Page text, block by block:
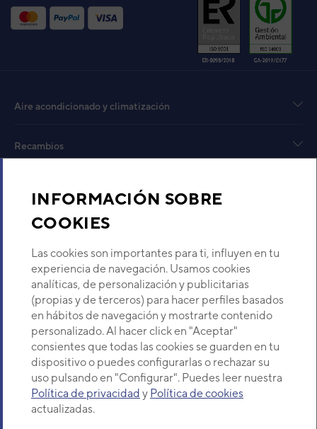
INFORMACIÓN SOBRE
COOKIES
Las cookies son importantes para ti, influyen en tu
experiencia de navegación. Usamos cookies
analíticas, de personalización y publicitarias
(propias y de terceros) para hacer perfiles basados
en hábitos de navegación y mostrarte contenido
personalizado. Al hacer click en "Aceptar"
consientes que todas las cookies se guarden en tu
dispositivo o puedes configurarlas o rechazar su
uso pulsando en "Configurar". Puedes leer nuestra
Política de privacidad y Política de cookies
actualizadas.
UI CASSETTE AUF09UI-KV - RCG09KVLA
Ref.
Aire acondicionado y climatización
Recambios
Descubre Eurofred
Dónde Estamos
¿Buscas un servicio técnico?
Selecciona provincia